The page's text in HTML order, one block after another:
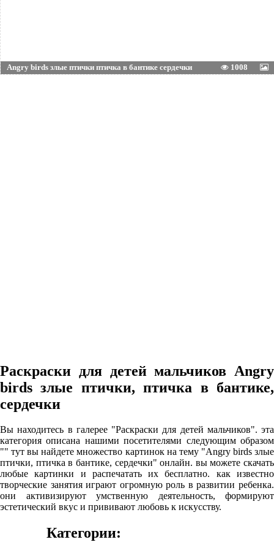
Angry birds злые птички птичка в бантике сердечки 1008
Раскраски для детей мальчиков Angry
birds злые птички, птичка в бантике,
сердечки
Вы находитесь в галерее "Раскраски для детей мальчиков". эта
категория описана нашими посетителями следующим образом
"" тут вы найдете множество картинок на тему "Angry birds злые
птички, птичка в бантике, сердечки" онлайн. вы можете скачать
любые картинки и распечатать их бесплатно. как известно
творческие занятия играют огромную роль в развитии ребенка.
они активизируют умственную деятельность, формируют
эстетический вкус и прививают любовь к искусству.
Категории: